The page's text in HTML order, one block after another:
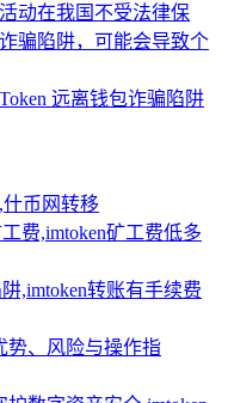
动在我国不受法律保
骗陷阱，可能会导致个
远离钱包诈骗陷阱
币网转移
费,imtoken矿工费低多
,imtoken转账有手续费
势、风险与操作指